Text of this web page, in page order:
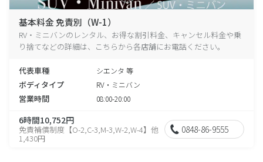
基本料金 免責別（W-1）
RV・ミニバンのレンタル、お得な割引料金、キャンセル料金や乗
り捨てなどの詳細は、こちらから各店舗にお電話ください。
代表車種 シエンタ 等
ボディタイプ RV・ミニバン
営業時間 08:00-20:00
6時間10,752円
免責補償制度【O-2,C-3,M-3,W-2,W-4】他
1,430円
0848-86-9555